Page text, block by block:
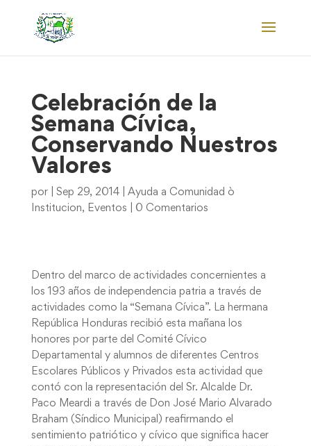
Celebración de la
Semana Cívica,
Conservando Nuestros
Valores
por Sep 29, 2014| Ayuda a Comunidad ò
Institucion, Eventos 0 Comentarios
Dentro del marco de actividades concernientes a
los 193 años de independencia patria a través de
actividades como la “Semana Cívica”. La hermana
República Honduras recibió esta mañana los
honores por parte del Comité Cívico
Departamental y alumnos de diferentes Centros
Escolares Públicos y Privados esta actividad que
contó con la representación del Sr. Alcalde Dr.
Paco Meardi a través de Don José Mario Alvarado
Braham (Síndico Municipal) reafirmando el
sentimiento patriótico y cívico que significa hacer